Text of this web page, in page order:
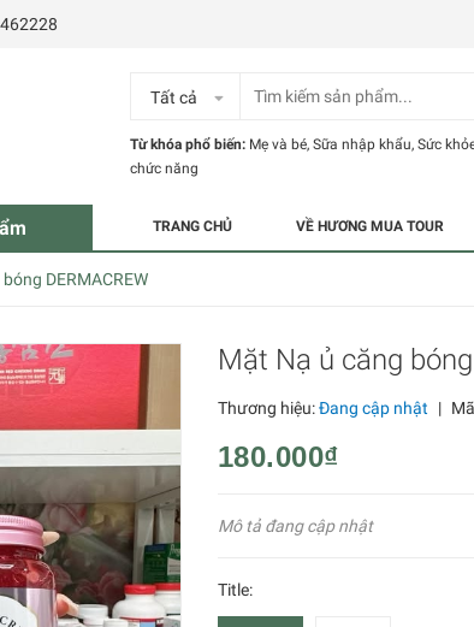
Tất cả
Từ khóa phổ biến: Mẹ và bé, Sữa nhập khẩu, Sức
chức năng
TRANG CHỦ VỀ HƯƠNG MUA TOUR
DERMACREW
Mặt Nạ ủ căng
Thương hiệu:Đang cập nhật |
180.000₫
Mô tả đang cập nhật
Title: